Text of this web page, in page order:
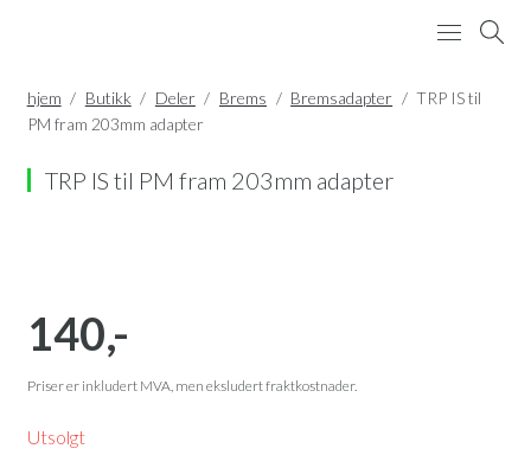
BUTIKK
VERKSTED
OM OSS
HANDLEKURV
hjem / Butikk / Deler / Brems / Bremsadapter / TRP IS til
PM fram 203mm adapter
TRP IS til PM fram 203mm adapter
140,-
Priser er inkludert MVA, men eksludert fraktkostnader.
Utsolgt